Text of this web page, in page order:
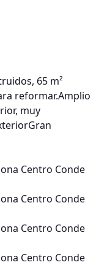
65 m²
reformar.Amplio
muy